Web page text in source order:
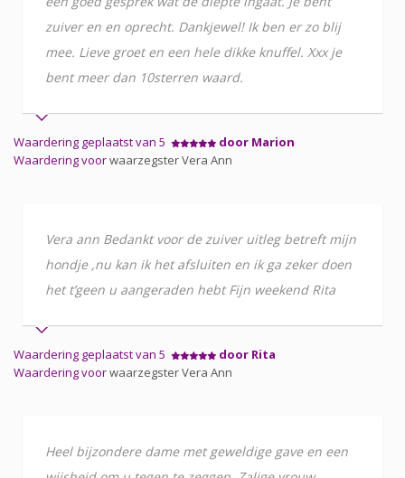
zuiver en en oprecht. Dankjewel! Ik ben er zo blij
mee. Lieve groet en een hele dikke knuffel. Xxx je
bent meer dan 10sterren waard.
Waardering geplaatst van 5
door Marion
Waardering voorwaarzegster Vera Ann
Vera ann Bedankt voor de zuiver uitleg betreft mijn
hondje ,nu kan ik het afsluiten en ik ga zeker doen
het t’geen u aangeraden hebt Fijn weekend Rita
Waardering geplaatst van 5
door Rita
Waardering voorwaarzegster Vera Ann
Heel bijzondere dame met geweldige gave en een